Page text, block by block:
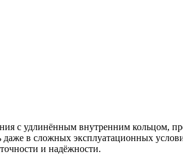
с удлинённым внутренним кольцом,
в сложных эксплуатационных
и надёжности.